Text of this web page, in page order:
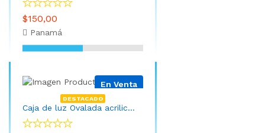
$150,00
Panamá
En Venta
DESTACADO
Caja de luz Ovalada acrilica 80cm x 25cm